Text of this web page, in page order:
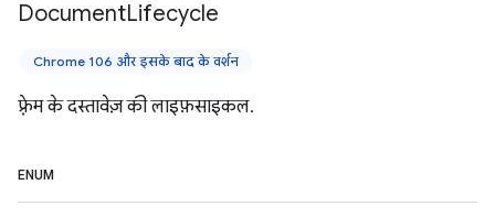
DocumentLifecycle
Chrome 106 और इसके बाद के वर्शन
फ़्रेम के दस्तावेज़ की लाइफ़साइकल.
ENUM